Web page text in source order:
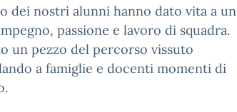
dei nostri alunni hanno dato vita a un
passione e lavoro di squadra.
un pezzo del percorso vissuto
a famiglie e docenti momenti di